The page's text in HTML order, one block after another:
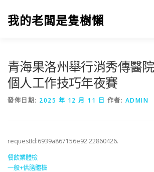
我的老闆是隻樹懶
青海果洛州舉行消秀傳醫
個人工作技巧年夜賽
發佈日期: 2025 年 12 月 11 日 作者: ADMIN
requestId:6939a867156e92.22860426.
餐飲業體檢
一般+供膳體檢